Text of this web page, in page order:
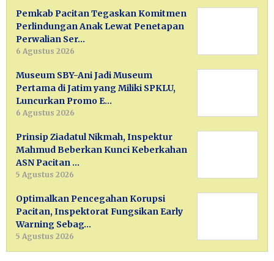
Pemkab Pacitan Tegaskan Komitmen
Perlindungan Anak Lewat Penetapan
Perwalian Ser…
6 Agustus 2026
Museum SBY-Ani Jadi Museum
Pertama di Jatim yang Miliki SPKLU,
Luncurkan Promo E…
6 Agustus 2026
Prinsip Ziadatul Nikmah, Inspektur
Mahmud Beberkan Kunci Keberkahan
ASN Pacitan …
5 Agustus 2026
Optimalkan Pencegahan Korupsi
Pacitan, Inspektorat Fungsikan Early
Warning Sebag…
5 Agustus 2026